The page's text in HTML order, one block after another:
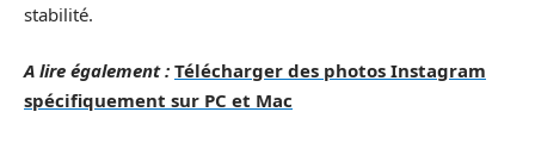
stabilité.
A lire également : Télécharger des photos Instagram
spécifiquement sur PC et Mac